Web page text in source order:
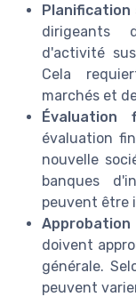
dirigeants
d'activité
Cela
marchés et
Évaluation
évaluation
nouvelle
banques
peuvent être
doivent
générale.
peuvent